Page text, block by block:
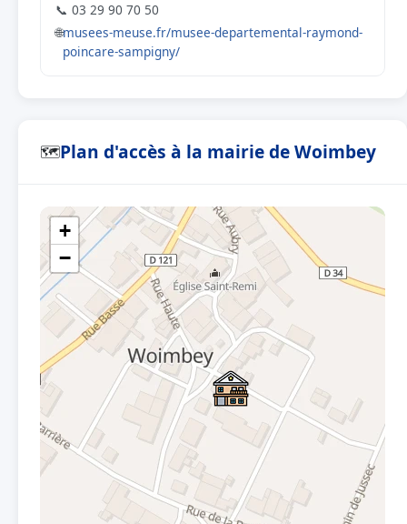
📞 03 29 90 70 50
🌐musees-meuse.fr/musee-departemental-raymond-
poincare-sampigny/
🗺Plan d'accès à la mairie de Woimbey
+
−